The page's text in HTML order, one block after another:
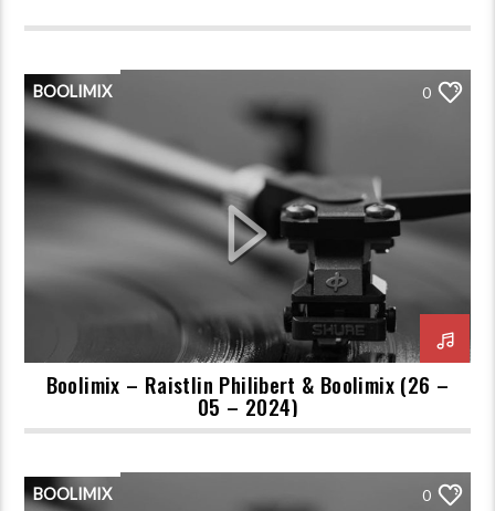
BOOLIMIX 0
Boolimix – Raistlin Philibert & Boolimix (26 –
05 – 2024)
BOOLIMIX 0